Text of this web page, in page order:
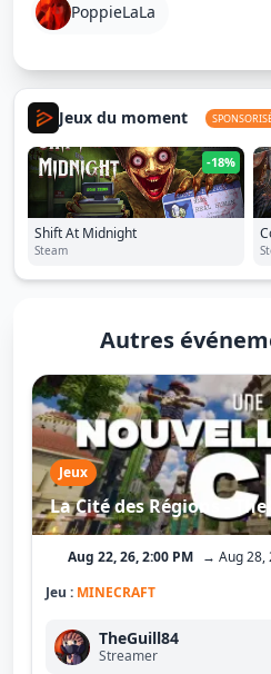
PoppieLaLa
Jeux du moment
-18%
Shift At Midnight
Steam
Autres
Jeux
La Cité des Régions -
Aug 22, 26, 2:00 PM → Aug 28,
Jeu : MINECRAFT
TheGuill84
Streamer